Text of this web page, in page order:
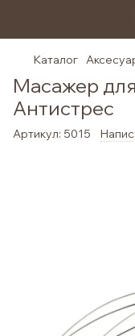
Каталог
Масажер
Антистрес
Артикул: 5015